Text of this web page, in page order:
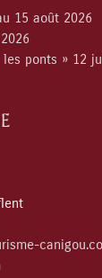
15 août 2026
ponts » 12